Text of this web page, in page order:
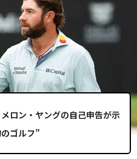
ロン・ヤングの自己申告が示
ゴルフ”